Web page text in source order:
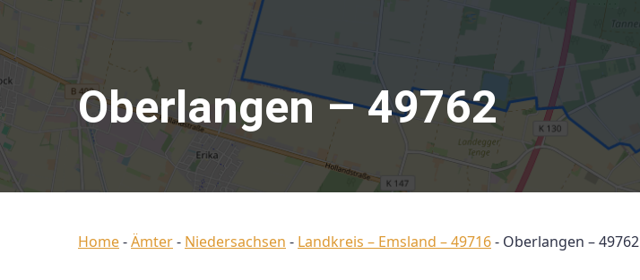
Oberlangen – 49762
Home-Ämter- Niedersachsen - Landkreis – Emsland – 49716- Oberlangen – 49762